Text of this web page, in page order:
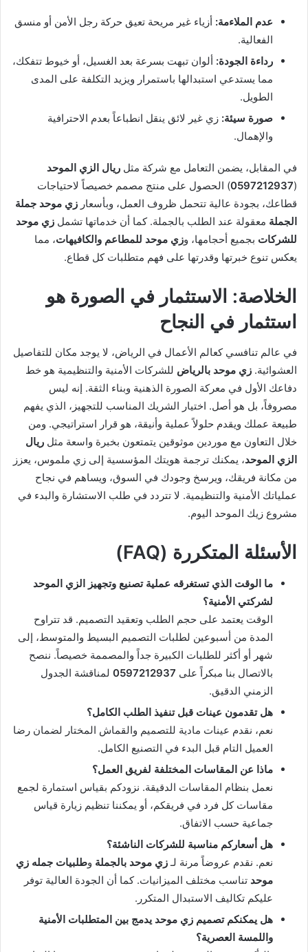
عدم الملاءمة: أزياء غير مريحة تعيق حركة رجل الأمن أو منسق
الفعالية.
رداءة الجودة: ألوان تبهت بسرعة بعد الغسيل، أو خيوط تتفكك،
مما يستدعي استبدالها باستمرار ويزيد التكلفة على المدى
الطويل.
صورة سيئة: زي غير لائق ينقل انطباعاً بعدم الاحترافية
والإهمال.
في المقابل، يضمن التعامل مع شركة مثل ريال الزي الموحد
(
0597212937) الحصول على منتج مصمم خصيصاً لاحتياجات
قطاعك، بجودة عالية تتحمل ظروف العمل، وبأسعار زي موحد جملة
الجملة معقولة عند الطلب بالجملة. كما أن خدماتها تشمل زي موحد
للشركات بجميع أحجامها، وزي موحد للمطاعم والكافيهات، مما
يعكس تنوع خبرتها وقدرتها على فهم متطلبات كل قطاع.
الخلاصة: الاستثمار في الصورة هو
استثمار في النجاح
في عالم تنافسي كعالم الأعمال في الرياض، لا يوجد مكان للتفاصيل
العشوائية. زي موحد بالرياض للشركات الأمنية والتنظيمية هو خط
دفاعك الأول في معركة الصورة الذهنية وبناء الثقة. إنه ليس
مصروفاً، بل هو أصل. اختيار الشريك المناسب للتجهيز، الذي يفهم
طبيعة عملك ويقدم حلولاً عملية وأنيقة، هو قرار استراتيجي. ومن
خلال التعاون مع موردين موثوقين يتمتعون بخبرة واسعة مثل ريال
الزي الموحد، يمكنك ترجمة هويتك المؤسسية إلى زي ملموس، يعزز
من مكانة فريقك، ويرسخ وجودك في السوق، ويساهم في نجاح
عملياتك الأمنية والتنظيمية. لا تتردد في طلب الاستشارة والبدء في
مشروع زيك الموحد اليوم.
الأسئلة المتكررة (FAQ)
ما الوقت الذي تستغرقه عملية تصنيع وتجهيز الزي الموحد
لشركتي الأمنية؟
الوقت يعتمد على حجم الطلب وتعقيد التصميم. قد تتراوح
المدة من أسبوعين لطلبات التصميم البسيط والمتوسط، إلى
شهر أو أكثر للطلبات الكبيرة جداً والمصممة خصيصاً. ننصح
بالاتصال بنا مبكراً على 0597212937 لمناقشة الجدول
الزمني الدقيق.
هل تقدمون عينات قبل تنفيذ الطلب الكامل؟
نعم، نقدم عينات مادية للتصميم والقماش المختار لضمان رضا
العميل التام قبل البدء في التصنيع الكامل.
ماذا عن المقاسات المختلفة لفريق العمل؟
نعمل بنظام المقاسات الدقيقة. نزودكم بقياس استمارة لجمع
مقاسات كل فرد في فريقكم، أو يمكننا تنظيم زيارة قياس
جماعية حسب الاتفاق.
هل أسعاركم مناسبة للشركات الناشئة؟
نعم. نقدم عروضاً مرنة لـ زي موحد بالجملة وطلبيات جمله زي
موحد تناسب مختلف الميزانيات. كما أن الجودة العالية توفر
عليكم تكاليف الاستبدال المتكرر.
هل يمكنكم تصميم زي موحد يدمج بين المتطلبات الأمنية
واللمسة العصرية؟